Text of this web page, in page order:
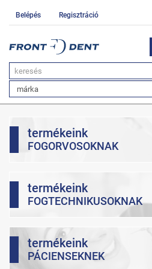
Belépés Regisztráció
termékeink
FOGORVOSOKNAK
termékeink
FOGTECHNIKUSOKNAK
termékeink
PÁCIENSEKNEK